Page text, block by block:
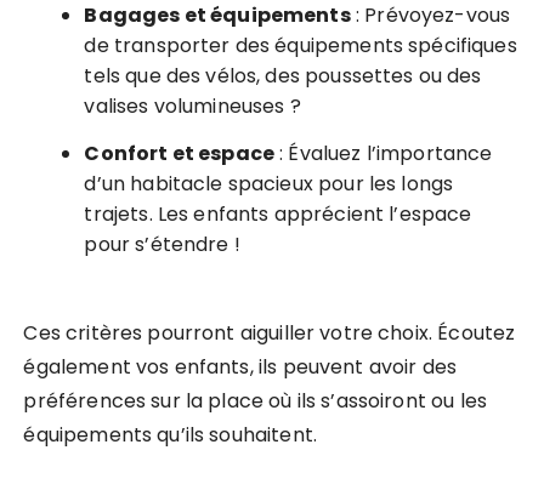
Bagages et équipements: Prévoyez-vous
de transporter des équipements spécifiques
tels que des vélos, des poussettes ou des
valises volumineuses ?
Confort et espace: Évaluez l’importance
d’un habitacle spacieux pour les longs
trajets. Les enfants apprécient l’espace
pour s’étendre !
Ces critères pourront aiguiller votre choix. Écoutez
également vos enfants, ils peuvent avoir des
préférences sur la place où ils s’assoiront ou les
équipements qu’ils souhaitent.